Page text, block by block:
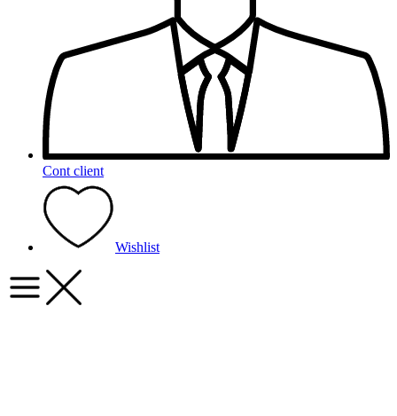
Cont client
Wishlist